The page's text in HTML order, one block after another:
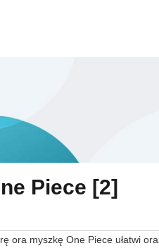
Piece [2]
ora myszkę One Piece ułatwi